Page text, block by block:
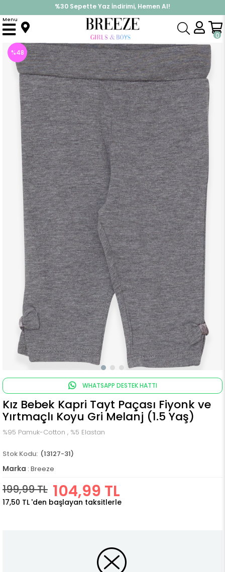
%30 Sepette Yaz İndirimi, Hemen Al!
İndirimlere ek %10 İndirimi Kap, Hemen Üye Ol!
0
Menu
Anasayfa Alt Giyim Kapri & Şort Kız Bebek Kapri Tayt Paçası Fiyonk ve Yırtmaçlı Koyu Gri Melanj (1.5 Yaş)
%48
İndirim
WHATSAPP DESTEK HATTI
Kız Bebek Kapri Tayt Paçası Fiyonk ve
Yırtmaçlı Koyu Gri Melanj (1.5 Yaş)
%95 Pamuk-Cotton , %5 Elastan
(13127-31)
Marka : Breeze
199,99 TL 104,99 TL
17,50 TL 'den başlayan taksitlerle